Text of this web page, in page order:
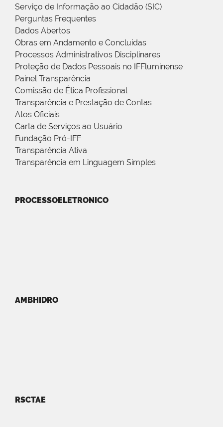
Serviço de Informação ao Cidadão (SIC)
Perguntas Frequentes
Dados Abertos
Obras em Andamento e Concluídas
Processos Administrativos Disciplinares
Proteção de Dados Pessoais no IFFluminense
Painel Transparência
Comissão de Ética Profissional
Transparência e Prestação de Contas
Atos Oficiais
Carta de Serviços ao Usuário
Fundação Pró-IFF
Transparência Ativa
Transparência em Linguagem Simples
PROCESSOELETRONICO
AMBHIDRO
RSCTAE